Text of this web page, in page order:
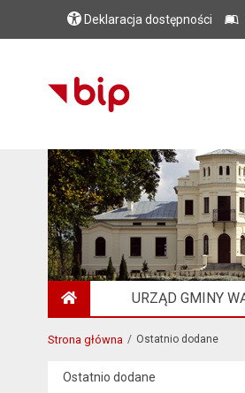
Deklaracja dostępności
URZĄD GMINY
Strona główna Ostatnio dodane
Ostatnio dodane